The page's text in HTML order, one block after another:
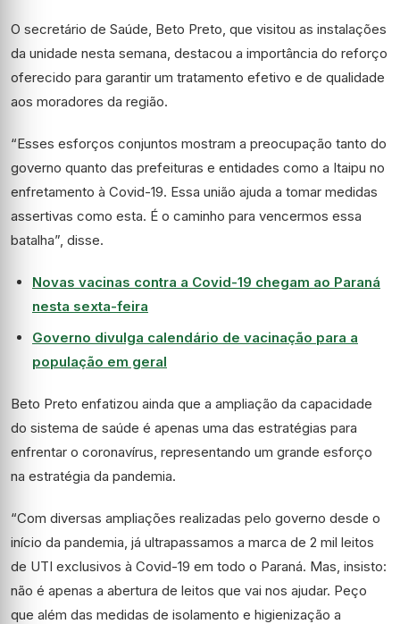
O secretário de Saúde, Beto Preto, que visitou as instalações
da unidade nesta semana, destacou a importância do reforço
oferecido para garantir um tratamento efetivo e de qualidade
aos moradores da região.
“Esses esforços conjuntos mostram a preocupação tanto do
governo quanto das prefeituras e entidades como a Itaipu no
enfretamento à Covid-19. Essa união ajuda a tomar medidas
assertivas como esta. É o caminho para vencermos essa
batalha”, disse.
Novas vacinas contra a Covid-19 chegam ao Paraná
nesta sexta-feira
Governo divulga calendário de vacinação para a
população em geral
Beto Preto enfatizou ainda que a ampliação da capacidade
do sistema de saúde é apenas uma das estratégias para
enfrentar o coronavírus, representando um grande esforço
na estratégia da pandemia.
“Com diversas ampliações realizadas pelo governo desde o
início da pandemia, já ultrapassamos a marca de 2 mil leitos
de UTI exclusivos à Covid-19 em todo o Paraná. Mas, insisto:
não é apenas a abertura de leitos que vai nos ajudar. Peço
que além das medidas de isolamento e higienização a